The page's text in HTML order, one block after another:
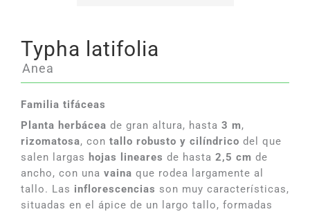
Typha latifolia
Anea
Familia tifáceas
Planta herbácea de gran altura, hasta 3 m,
rizomatosa, con tallo robusto y cilíndrico del que
salen largas hojas lineares de hasta 2,5 cm de
ancho, con una vaina que rodea largamente al
tallo. Las inflorescencias son muy características,
situadas en el ápice de un largo tallo, formadas